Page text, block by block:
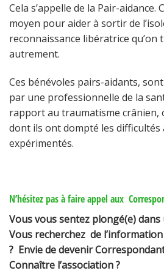
Cela s’appelle de la Pair-aidance.
moyen pour aider à sortir de
reconnaissance libératrice
autrement.
Ces bénévoles pairs-aidants,
par une professionnelle de la
rapport au traumatisme crânien,
dont ils ont dompté les
expérimentés.
N’hésitez pas à faire appel aux
Vous vous sentez plongé(e)
Vous recherchez de
? Envie de devenir
Connaître l’association ?